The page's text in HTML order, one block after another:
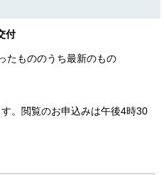
付
たもののうち最新のもの
。閲覧のお申込みは午後4時30